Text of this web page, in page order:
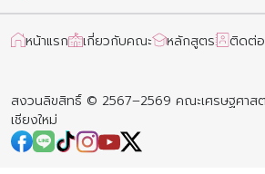
หน้าแรก เกี่ยวกับคณะ หลักสูตร ติดต่อ
สงวนลิขสิทธิ์ © 2567–2569 คณะเศรษฐศาส
เชียงใหม่